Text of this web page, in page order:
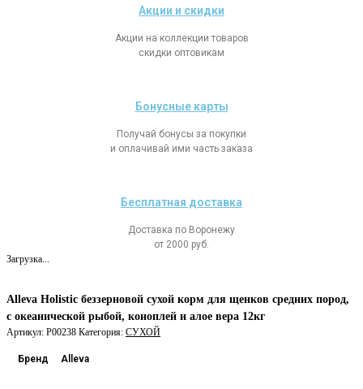
Акции и скидки
Акции на коллекции товаров
скидки оптовикам
Бонусные карты
Получай бонусы за покупки
и оплачивай ими часть заказа
Бесплатная доставка
Доставка по Воронежу
от 2000 руб.
Загрузка...
Alleva Holistic беззерновой сухой корм для щенков средних пород,
с океанической рыбой, коноплей и алое вера 12кг
Артикул: P00238 Категория: СУХОЙ
Бренд Alleva